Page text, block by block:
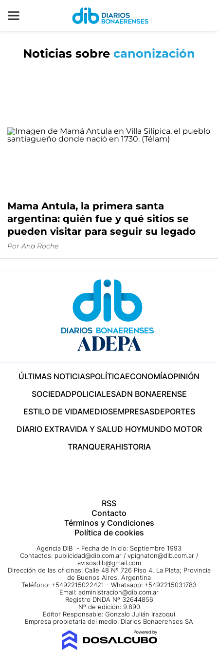
Noticias sobre canonización
Mama Antula, la primera santa
argentina: quién fue y qué sitios se
pueden visitar para seguir su legado
Por Ana Roche
ÚLTIMAS NOTICIASPOLÍTICAECONOMÍAOPINIÓN
SOCIEDADPOLICIALESADN BONAERENSE
ESTILO DE VIDAMEDIOSEMPRESASDEPORTES
DIARIO EXTRAVIDA Y SALUD HOYMUNDO MOTOR
TRANQUERAHISTORIA
RSS
Contacto
Términos y Condiciones
Política de cookies
Agencia DIB - Fecha de Inicio: Septiembre 1993
Contactos: publicidad@dib.com.ar / vpignaton@dib.com.ar /
avisosdib@gmail.com
Dirección de las oficinas: Calle 48 Nº 726 Piso 4, La Plata; Provincia
de Buenos Aires, Argentina
Teléfono: +5492215022421 - Whatsapp: +5492215031783
Email: administracion@dib.com.ar
Registro DNDA Nº 32644856
Nº de edición: 9.890
Editor Responsable: Gonzalo Julián Irazoqui
Empresa propietaria del medio: Diarios Bonaerenses SA